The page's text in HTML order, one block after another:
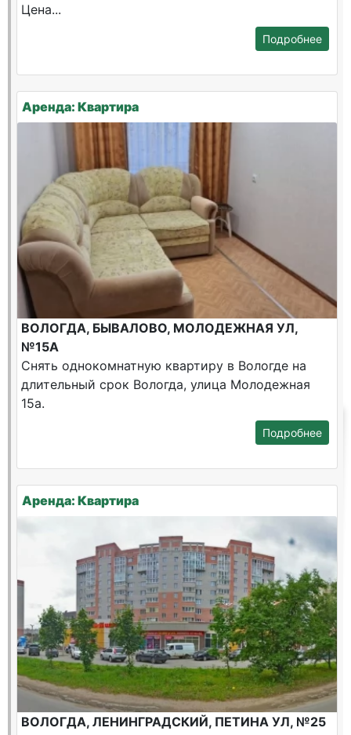
Цена...
Подробнее
Аренда: Квартира
ВОЛОГДА, БЫВАЛОВО, МОЛОДЕЖНАЯ УЛ,
№15А
Снять однокомнатную квартиру в Вологде на
длительный срок Вологда, улица Молодежная
15а.
Подробнее
Аренда: Квартира
ВОЛОГДА, ЛЕНИНГРАДСКИЙ, ПЕТИНА УЛ, №25